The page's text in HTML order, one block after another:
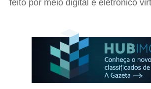
feito por meio digital e eletrônico